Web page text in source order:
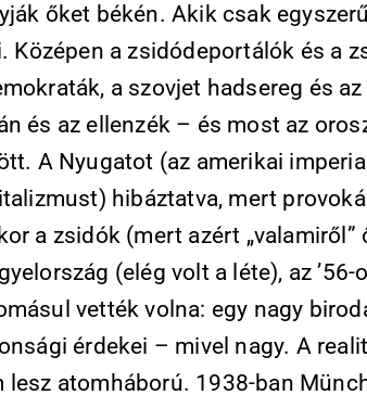
őket békén. Akik csak
Középen a zsidódeportálók és a
a szovjet hadsereg és
és az ellenzék – és most az
A Nyugatot (az amerikai
hibáztatva, mert
a zsidók (mert azért
(elég volt a léte), az
vették volna: egy nagy
érdekei – mivel nagy. A
lesz atomháború. 1938-ban